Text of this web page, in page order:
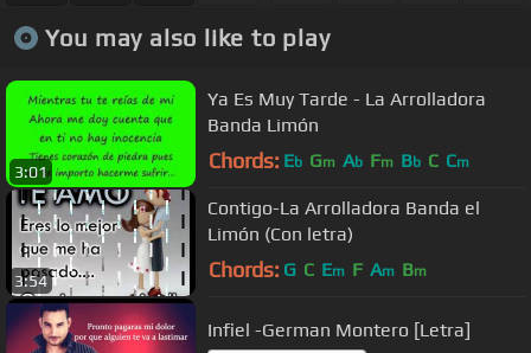
You may also like to play
3:01
Ya Es Muy Tarde - La Arrolladora
Banda Limón
Chords: Eb Gm Ab Fm Bb C Cm
3:54
Contigo-La Arrolladora Banda el
Limón (Con letra)
Chords: G C Em F Am Bm
Infiel -German Montero [Letra]